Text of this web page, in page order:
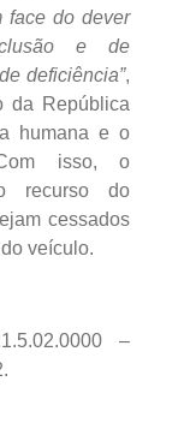
face do dever
e de
deficiência”,
da República
humana e o
isso, o
recurso do
cessados
veículo.
–